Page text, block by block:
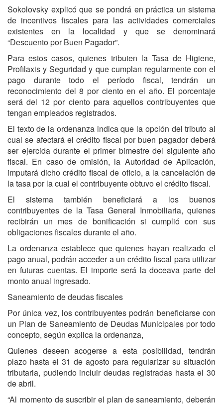
Sokolovsky explicó que se pondrá en práctica un sistema
de incentivos fiscales para las actividades comerciales
existentes en la localidad y que se denominará
“Descuento por Buen Pagador”.
Para estos casos, quienes tributen la Tasa de Higiene,
Profilaxis y Seguridad y que cumplan regularmente con el
pago durante todo el período fiscal, tendrán un
reconocimiento del 8 por ciento en el año. El porcentaje
será del 12 por ciento para aquellos contribuyentes que
tengan empleados registrados.
El texto de la ordenanza indica que la opción del tributo al
cual se afectará el crédito fiscal por buen pagador deberá
ser ejercida durante el primer bimestre del siguiente año
fiscal. En caso de omisión, la Autoridad de Aplicación,
imputará dicho crédito fiscal de oficio, a la cancelación de
la tasa por la cual el contribuyente obtuvo el crédito fiscal.
El sistema también beneficiará a los buenos
contribuyentes de la Tasa General Inmobiliaria, quienes
recibirán un mes de bonificación si cumplió con sus
obligaciones fiscales durante el año.
La ordenanza establece que quienes hayan realizado el
pago anual, podrán acceder a un crédito fiscal para utilizar
en futuras cuentas. El importe será la doceava parte del
monto anual ingresado.
Saneamiento de deudas fiscales
Por única vez, los contribuyentes podrán beneficiarse con
un Plan de Saneamiento de Deudas Municipales por todo
concepto, según explica la ordenanza,
Quienes deseen acogerse a esta posibilidad, tendrán
plazo hasta el 31 de agosto para regularizar su situación
tributaria, pudiendo incluir deudas registradas hasta el 30
de abril.
“Al momento de suscribir el plan de saneamiento, deberán